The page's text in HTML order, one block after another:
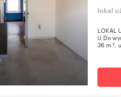
lokal
LOKAL
U Do
36 m ²,